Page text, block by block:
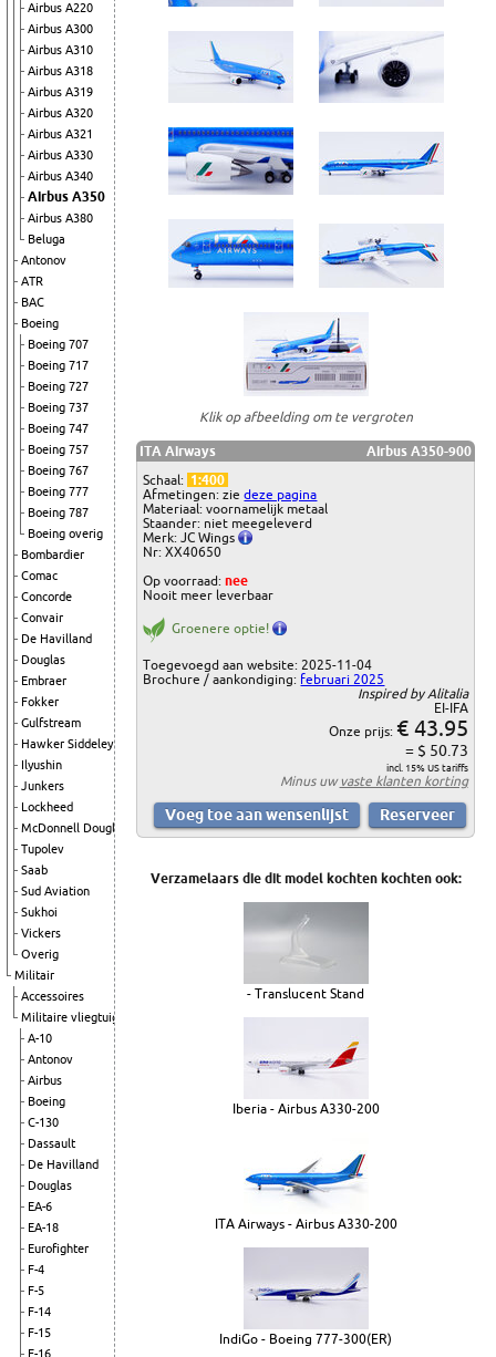
Airbus A220
Airbus A300
Airbus A310
Airbus A318
Airbus A319
Airbus A320
Airbus A321
Airbus A330
Airbus A340
Airbus A350
Airbus A380
Beluga
Antonov
ATR
BAC
Boeing
Boeing 707
Boeing 717
Boeing 727
Boeing 737
Boeing 747
Boeing 757
Boeing 767
Boeing 777
Boeing 787
Boeing overig
Bombardier
Comac
Concorde
Convair
De Havilland
Douglas
Embraer
Fokker
Gulfstream
Hawker Siddeley
Ilyushin
Junkers
Lockheed
McDonnell Douglas
Tupolev
Saab
Sud Aviation
Sukhoi
Vickers
Overig
Militair
Accessoires
Militaire vliegtuigen
A-10
Antonov
Airbus
Boeing
C-130
Dassault
De Havilland
Douglas
EA-6
EA-18
Eurofighter
F-4
F-5
F-14
F-15
F-16
Klik op afbeelding om te vergroten
ITA Airways
Airbus A350-900
Schaal: 1:400
Afmetingen: ziedeze pagina
Materiaal: voornamelijk metaal
Staander: niet meegeleverd
Merk: JC Wings
Nr: XX40650
Op voorraad:nee
Nooit meer leverbaar
Groenere optie!
Toegevoegd aan website: 2025-11-04
Brochure / aankondiging: februari 2025
Inspired by Alitalia
EI-IFA
Onze prijs: € 43.95
= $ 50.73
incl. 15% US tariffs
Minus uwvaste klanten korting
Verzamelaars die dit model kochten kochten ook:
- Translucent Stand
Iberia - Airbus A330-200
ITA Airways - Airbus A330-200
IndiGo - Boeing 777-300(ER)